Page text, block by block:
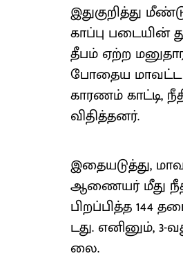
இதுகுறித்து
காப்பு
தீபம் ஏற்ற
போதைய மாவட்ட
காரணம் காட்​டி,
விதித்​தனர்.
இதையடுத்​து,
ஆணை​யர் மீது
பிறப்​பித்த 144
டது. எனினும்,
லை.